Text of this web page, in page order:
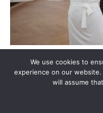
Anul ăsta, atât cât a
câteva discuții
dintre persoane. Mă
ceva despre
We use cookies to
experience on our
will assume